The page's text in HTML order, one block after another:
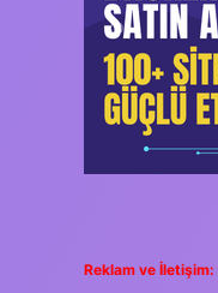
Reklam ve İletişim: